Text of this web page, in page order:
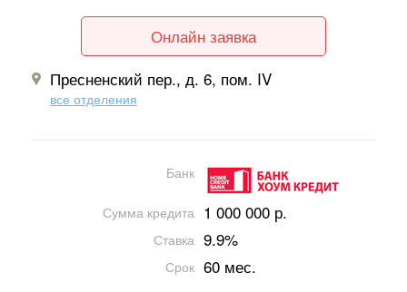
Онлайн заявка
Пресненский пер., д. 6, пом. IV
все отделения
Банк
Сумма кредита 1 000 000 р.
Ставка 9.9%
Срок 60 мес.